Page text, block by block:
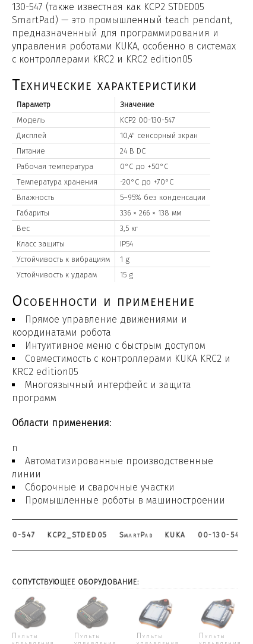
130-547 (также известная как KCP2 STDED05
SmartPad) — это промышленный teach pendant,
предназначенный для программирования и
управления роботами KUKA, особенно в системах
с контроллерами KRC2 и KRC2 edition05
Технические характеристики
Параметр
Значение
Модель
KCP2 00-130-547
Дисплей
10,4" сенсорный экран
Питание
24 В DC
Рабочая температура
0°C до +50°C
Температура хранения
-20°C до +70°C
Влажность
5–95% без конденсации
Габариты
336 × 266 × 138 мм
Вес
3,5 кг
Класс защиты
IP54
Устойчивость к вибрациям
1 g
Устойчивость к ударам
15 g
Особенности и применение
Прямое управление движениями и
координатами робота
Интуитивное меню с быстрым доступом
Совместимость с контроллерами KUKA KRC2 и
KRC2 edition05
Многоязычный интерфейс и защита
программ
Области применения:
n
Автоматизированные производственные
линии
Сборочные и сварочные участки
Промышленные роботы в машиностроении
547 KCP2_STDED05 SmartPad KUKA 00-130-547
СОПУТСТВУЮЩЕЕ ОБОРУДОВАНИЕ:
Пульты
Пульты
Пульты
Пульты